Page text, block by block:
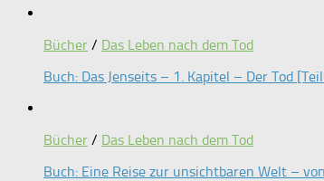
Bücher / Das Leben nach dem Tod
Buch: Das Jenseits – 1. Kapitel – Der Tod
Bücher / Das Leben nach dem Tod
Buch: Eine Reise zur unsichtbaren Welt –